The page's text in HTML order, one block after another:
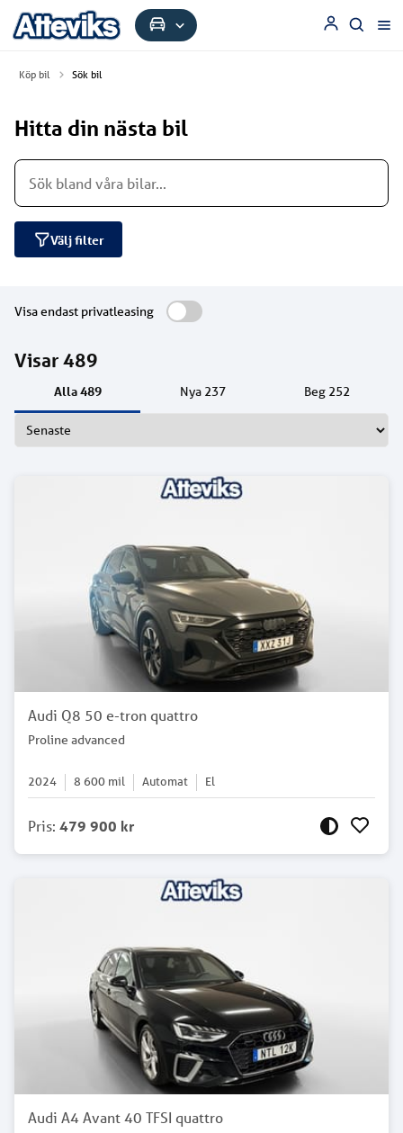
Köp bil Sök bil
Hitta din nästa bil
Välj filter
Visa endast privatleasing
Visar 489
Alla489 Nya 237 Beg 252
Audi Q8 50 e-tron quattro
Proline advanced
2024 8 600 mil Automat El
Pris: 479 900 kr
Audi A4 Avant 40 TFSI quattro